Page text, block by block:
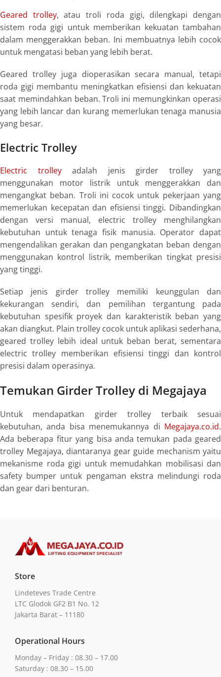
Geared trolley, atau troli roda gigi, dilengkapi dengan
sistem roda gigi untuk memberikan kekuatan tambahan
dalam menggerakkan beban. Ini membuatnya lebih cocok
untuk mengatasi beban yang lebih berat.
Geared trolley juga dioperasikan secara manual, tetapi
roda gigi membantu meningkatkan efisiensi dan kekuatan
saat memindahkan beban. Troli ini memungkinkan operasi
yang lebih lancar dan kurang memerlukan tenaga manusia
yang besar.
Electric Trolley
Electric trolleyadalah jenis girder trolley yang
menggunakan motor listrik untuk menggerakkan dan
mengangkat beban. Troli ini cocok untuk pekerjaan yang
memerlukan kecepatan dan efisiensi tinggi. Dibandingkan
dengan versi manual, electric trolley menghilangkan
kebutuhan untuk tenaga fisik manusia. Operator dapat
mengendalikan gerakan dan pengangkatan beban dengan
menggunakan kontrol listrik, memberikan tingkat presisi
yang tinggi.
Setiap jenis girder trolley memiliki keunggulan dan
kekurangan sendiri, dan pemilihan tergantung pada
kebutuhan spesifik proyek dan karakteristik beban yang
akan diangkut. Plain trolley cocok untuk aplikasi sederhana,
geared trolley lebih ideal untuk beban berat, sementara
electric trolley memberikan efisiensi tinggi dan kontrol
presisi dalam operasinya.
Temukan Girder Trolley di Megajaya
Untuk mendapatkan girder trolley terbaik sesuai
kebutuhan, anda bisa menemukannya di Megajaya.co.id.
Ada beberapa fitur yang bisa anda temukan pada geared
trolley Megajaya, diantaranya gear guide mechanism yaitu
mekanisme roda gigi untuk memudahkan mobilisasi dan
safety bumper untuk pengaman ekstra melindungi roda
dan gear dari benturan.
Store
Lindeteves Trade Centre
LTC Glodok GF2 B1 No. 12
Jakarta Barat – 11180
Operational Hours
Monday – Friday : 08.30 – 17.00
Saturday : 08.30 – 15.00